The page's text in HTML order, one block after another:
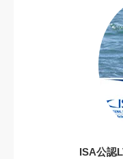
ISA公認